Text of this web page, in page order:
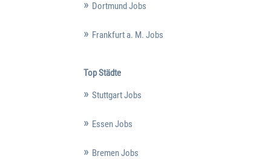
Dortmund Jobs
Frankfurt a. M. Jobs
Top Städte
Stuttgart Jobs
Essen Jobs
Bremen Jobs